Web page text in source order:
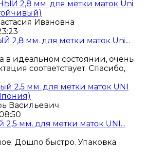
Ивановна
2,8 мм. для метки маток Uni...
в идеальном состоянии, очень
соответствует. Спасибо,
Васильевич
2,5 мм. для метки маток UNI...
Дошло быстро. Упаковка